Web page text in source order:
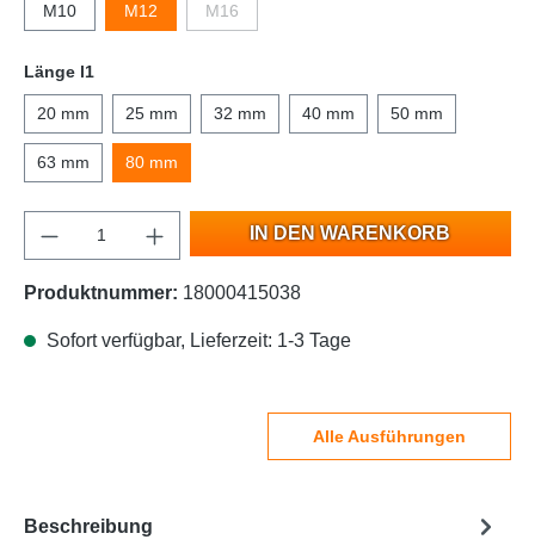
M10 M12 M16
Länge l1
20 mm 25 mm 32 mm 40 mm 50 mm
63 mm 80 mm
IN DEN WARENKORB
Produktnummer: 18000415038
Sofort verfügbar, Lieferzeit: 1-3 Tage
Alle Ausführungen
Beschreibung